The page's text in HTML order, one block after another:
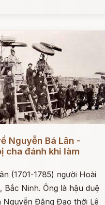
Nguyễn Bá Lân -
cha đánh khi làm
(1701-1785) người Hoài
Bắc Ninh. Ông là hậu duệ
Nguyễn Đăng Đạo thời Lê